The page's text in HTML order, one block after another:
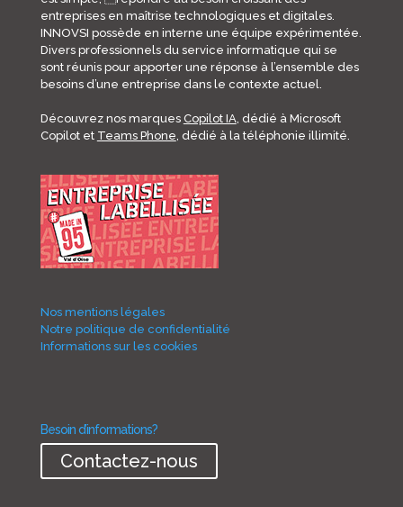
entreprises en maîtrise technologiques et digitales.
INNOVSI possède en interne une équipe expérimentée.
Divers professionnels du service informatique qui se
sont réunis pour apporter une réponse à l’ensemble des
besoins d’une entreprise dans le contexte actuel.
Découvrez nos marques Copilot IA , dédié à Microsoft
Copilot et Teams Phone , dédié à la téléphonie illimité.
Nos mentions légales
Notre politique de confidentialité
Informations sur les cookies
Besoin d’informations?
Contactez-nous